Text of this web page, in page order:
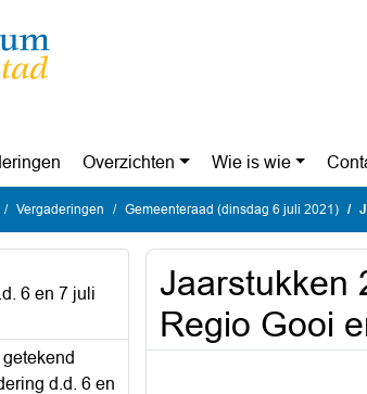
Overzichten Wie is wie
Vergaderingen Gemeenteraad (dinsdag 6 juli 2021)
6 en 7 juli
d.d. 6 en
Jaarstukken
Regio Gooi